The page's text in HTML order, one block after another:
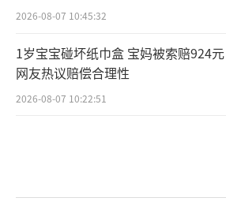
2026-08-07 10:45:32
1岁宝宝碰坏纸巾盒 宝妈被索赔924元
网友热议赔偿合理性
2026-08-07 10:22:51